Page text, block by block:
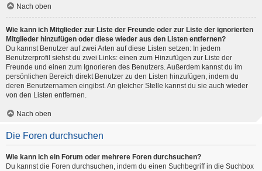
Nach oben
Wie kann ich Mitglieder zur Liste der Freunde oder zur Liste der ignorierten
Mitglieder hinzufügen oder diese wieder aus den Listen entfernen?
Du kannst Benutzer auf zwei Arten auf diese Listen setzen: In jedem
Benutzerprofil siehst du zwei Links: einen zum Hinzufügen zur Liste der
Freunde und einen zum Ignorieren des Benutzers. Außerdem kannst du im
persönlichen Bereich direkt Benutzer zu den Listen hinzufügen, indem du
deren Benutzernamen eingibst. An gleicher Stelle kannst du sie auch wieder
von den Listen entfernen.
Nach oben
Die Foren durchsuchen
Wie kann ich ein Forum oder mehrere Foren durchsuchen?
Du kannst die Foren durchsuchen, indem du einen Suchbegriff in die Suchbox